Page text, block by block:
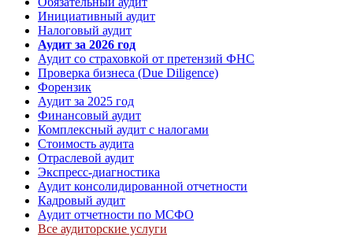
Инициативный аудит
Налоговый аудит
Аудит за 2026 год
Аудит со страховкой от претензий ФНС
Проверка бизнеса (Due Diligence)
Форензик
Аудит за 2025 год
Финансовый аудит
Комплексный аудит с налогами
Стоимость аудита
Отраслевой аудит
Экспресс-диагностика
Аудит консолидированной отчетности
Кадровый аудит
Аудит отчетности по МСФО
Все аудиторские услуги